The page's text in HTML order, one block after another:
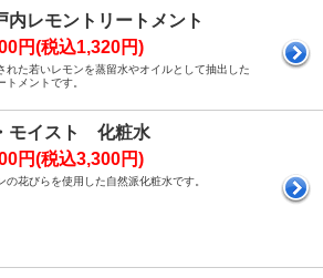
内レモントリートメント
円(税込1,320円)
れた若いレモンを蒸留水やオイルとして抽出した
トメントです。
モイスト 化粧水
円(税込3,300円)
の花びらを使用した自然派化粧水です。